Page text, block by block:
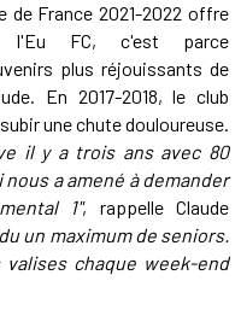
de France 2021-2022 offre
FC, c'est parce
plus réjouissants de
En 2017-2018, le club
une chute douloureuse.
il y a trois ans avec 80
a amené à demander
1", rappelle Claude
un maximum de seniors.
chaque week-end